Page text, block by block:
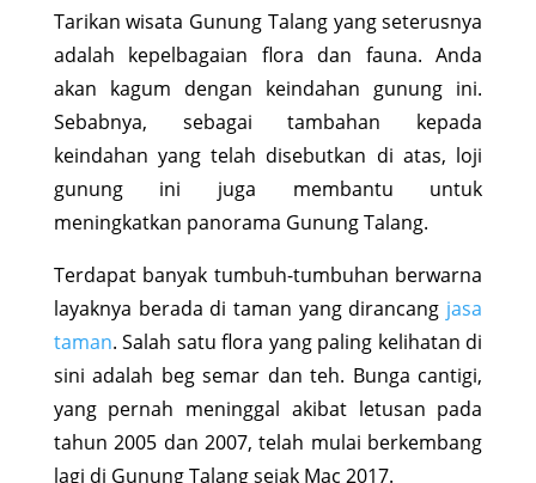
Tarikan wisata Gunung Talang yang seterusnya
adalah kepelbagaian flora dan fauna. Anda
akan kagum dengan keindahan gunung ini.
Sebabnya, sebagai tambahan kepada
keindahan yang telah disebutkan di atas, loji
gunung ini juga membantu untuk
meningkatkan panorama Gunung Talang.
Terdapat banyak tumbuh-tumbuhan berwarna
layaknya berada di taman yang dirancang jasa
taman. Salah satu flora yang paling kelihatan di
sini adalah beg semar dan teh. Bunga cantigi,
yang pernah meninggal akibat letusan pada
tahun 2005 dan 2007, telah mulai berkembang
lagi di Gunung Talang sejak Mac 2017.